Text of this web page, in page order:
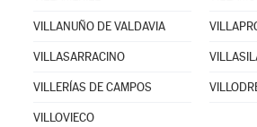
VILLANUÑO DE VALDAVIA
VILLASARRACINO
VILLERÍAS DE CAMPOS
VILLOVIECO